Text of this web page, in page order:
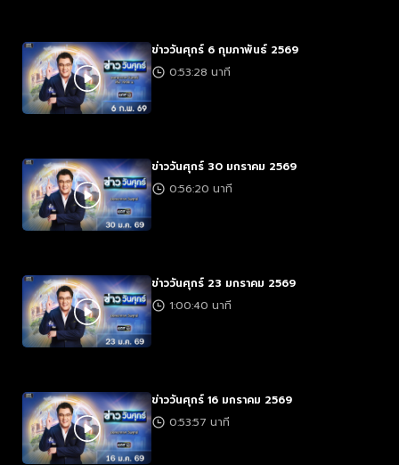
ข่าววันศุกร์ 6 กุมภาพันธ์ 2569
0:53:28 นาที
ข่าววันศุกร์ 30 มกราคม 2569
0:56:20 นาที
ข่าววันศุกร์ 23 มกราคม 2569
1:00:40 นาที
ข่าววันศุกร์ 16 มกราคม 2569
0:53:57 นาที